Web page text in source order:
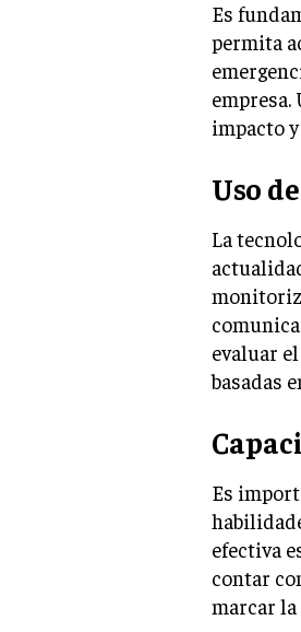
Es
permita
impacto
Uso
La
evaluar
basadas
Es
efectiva
contar
marcar